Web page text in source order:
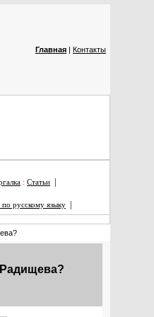
Главная | Контакты
: Статьи |
русскому языку |